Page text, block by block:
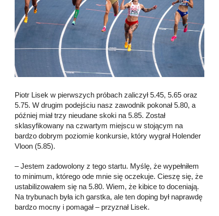
Piotr Lisek w pierwszych próbach zaliczył 5.45, 5.65 oraz
5.75. W drugim podejściu nasz zawodnik pokonał 5.80, a
później miał trzy nieudane skoki na 5.85. Został
sklasyfikowany na czwartym miejscu w stojącym na
bardzo dobrym poziomie konkursie, który wygrał Holender
Vloon (5.85).
– Jestem zadowolony z tego startu. Myślę, że wypełniłem
to minimum, którego ode mnie się oczekuje. Cieszę się, że
ustabilizowałem się na 5.80. Wiem, że kibice to doceniają.
Na trybunach była ich garstka, ale ten doping był naprawdę
bardzo mocny i pomagał – przyznał Lisek.